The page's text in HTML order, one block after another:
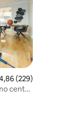
de uma avaliação
(229)
centro